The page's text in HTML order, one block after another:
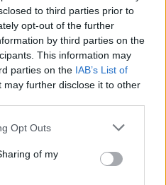
to third parties prior to
opt-out of the further
by third parties on the
This information may
parties on the IAB’s List of
may further disclose it to other
Opt Outs
of my
να